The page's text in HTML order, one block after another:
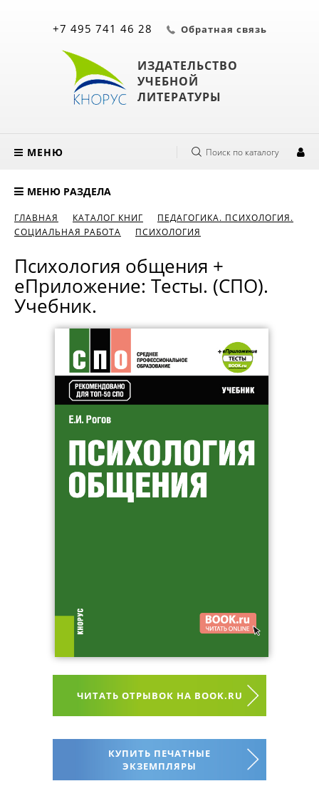
ИЗДАТЕЛЬСТВО
УЧЕБНОЙ
ЛИТЕРАТУРЫ
+7 495 741 46 28 Обратная связь
МЕНЮ Поиск по каталогу
МЕНЮ РАЗДЕЛА
ГЛАВНАЯ КАТАЛОГ КНИГ
ПЕДАГОГИКА. ПСИХОЛОГИЯ.
СОЦИАЛЬНАЯ РАБОТА
ПСИХОЛОГИЯ
Психология общения +
еПриложение: Тесты. (СПО).
Учебник.
ЧИТАТЬ ОТРЫВОК НА BOOK.RU
КУПИТЬ ПЕЧАТНЫЕ
ЭКЗЕМПЛЯРЫ